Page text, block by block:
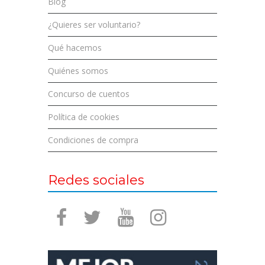
¿Quieres ser voluntario?
Qué hacemos
Quiénes somos
Concurso de cuentos
Política de cookies
Condiciones de compra
Redes sociales